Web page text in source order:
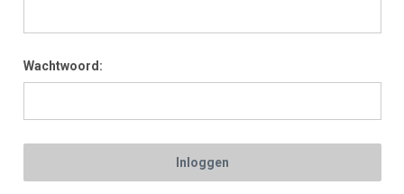
Wachtwoord: